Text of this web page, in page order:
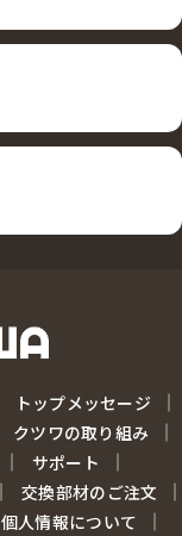
トップメッセージ
クツワの取り組み
サポート
交換部材のご注文
個人情報について